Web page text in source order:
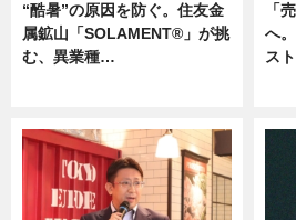
“酷暑”の原因を防ぐ。住友金
属鉱山「SOLAMENT®」が挑
む、異業種…
「
へ
ス